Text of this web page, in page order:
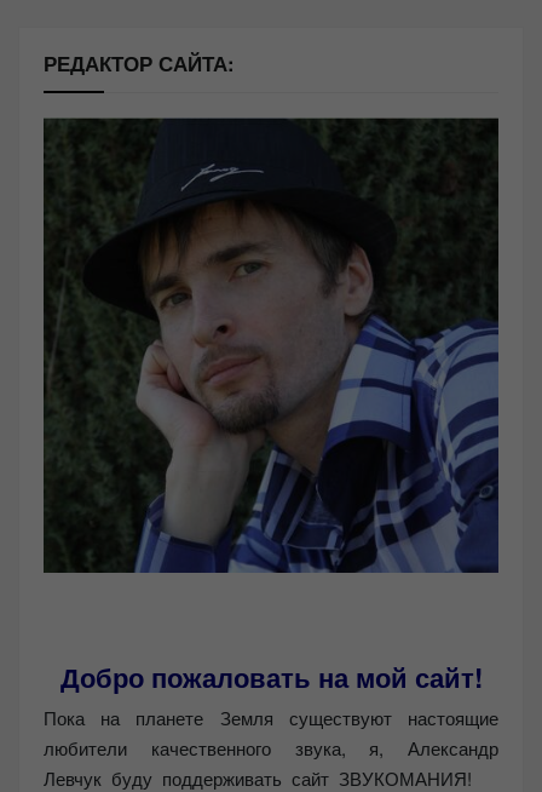
РЕДАКТОР САЙТА:
Добро пожаловать на мой сайт!
Пока на планете Земля существуют настоящие
любители качественного звука, я, Александр
Левчук буду поддерживать сайт ЗВУКОМАНИЯ!